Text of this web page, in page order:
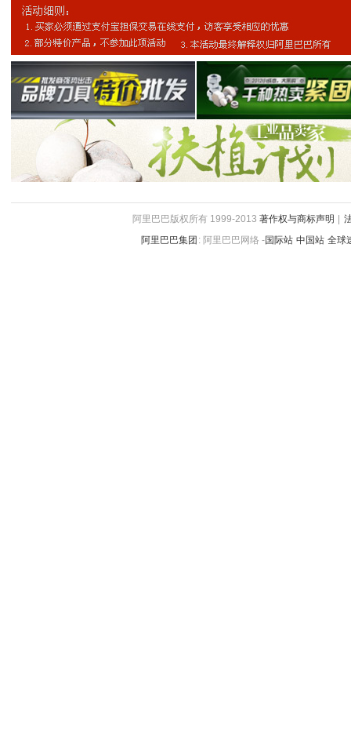
阿里巴巴版权所有 1999-2013 著作权与商标声明
阿里巴巴集团 : 阿里巴巴网络 -国际站 中国站 全球